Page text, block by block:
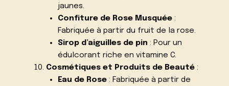
jaunes.
Confiture de Rose Musquée:
Fabriquée à partir du fruit de la rose.
Sirop d’aiguilles de pin : Pour un
édulcorant riche en vitamine C.
Cosmétiques et Produits de Beauté:
Eau de Rose: Fabriquée à partir de